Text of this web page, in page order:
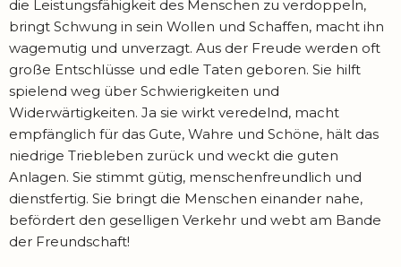
die Leistungsfähigkeit des Menschen zu verdoppeln,
bringt Schwung in sein Wollen und Schaffen, macht ihn
wagemutig und unverzagt. Aus der Freude werden oft
große Entschlüsse und edle Taten geboren. Sie hilft
spielend weg über Schwierigkeiten und
Widerwärtigkeiten. Ja sie wirkt veredelnd, macht
empfänglich für das Gute, Wahre und Schöne, hält das
niedrige Triebleben zurück und weckt die guten
Anlagen. Sie stimmt gütig, menschenfreundlich und
dienstfertig. Sie bringt die Menschen einander nahe,
befördert den geselligen Verkehr und webt am Bande
der Freundschaft!